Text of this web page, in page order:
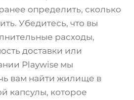
определить, сколько
Убедитесь, что вы
расходы,
доставки или
Playwise мы
вам найти жилище в
капсулы, которое